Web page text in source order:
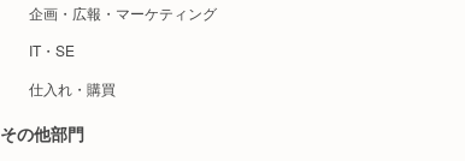
企画・広報・マーケティング
IT・SE
仕入れ・購買
その他部門